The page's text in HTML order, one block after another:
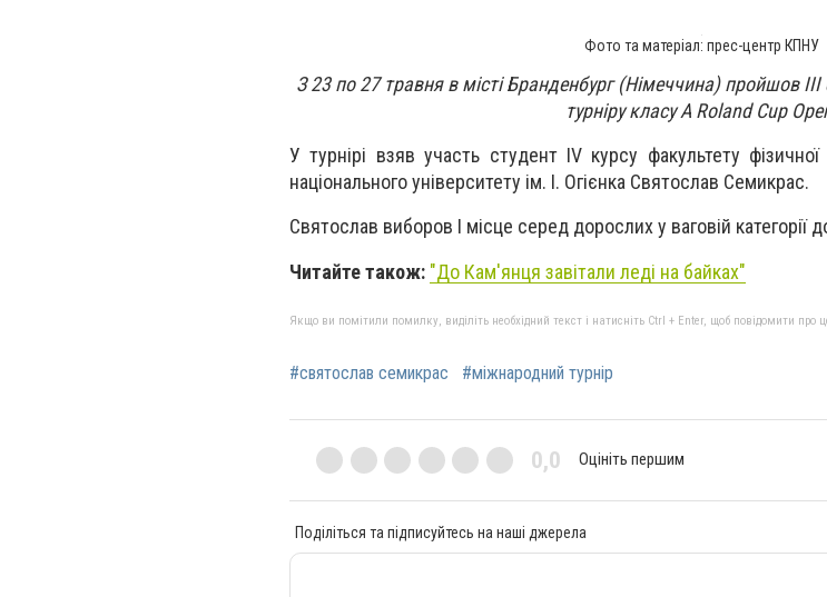
Фото та матеріал: прес-центр КПНУ
З 23 по 27 травня в місті Бранденбург (Німеччина) пройшов
турніру класу А Roland Cup
У турнірі взяв участь студент ІV курсу факультету
національного університету ім. І. Огієнка Святослав Семикрас.
Святослав виборов І місце серед дорослих у ваговій категорії
Читайте також: "До Кам'янця завітали леді на байках"
Якщо ви помітили помилку, виділіть необхідний текст і натисніть Ctrl + Enter, щоб повідомити про
#святослав семикрас #міжнародний турнір
0,0 Оцініть першим
Поділіться та підписуйтесь на наші джерела